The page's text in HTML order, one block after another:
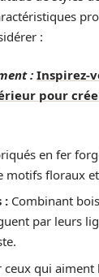
:
: Inspirez-
pour
en fer
motifs floraux
: Combinant
par leurs
ceux qui aiment